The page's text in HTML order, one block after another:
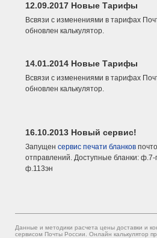
12.09.2017 Новые Тарифы
Всвязи с изменениями в тарифах
обновлен калькулятор.
14.01.2014 Новые Тарифы
Всвязи с изменениями в тарифах
обновлен калькулятор.
16.10.2013 Новый сервис!
Запущен сервис печати бланков
отправлений. Доступные бланки:
ф.113эн
Данные и методики расчета цены доставки и
сервисом Почты России. Онлайн калькулятор